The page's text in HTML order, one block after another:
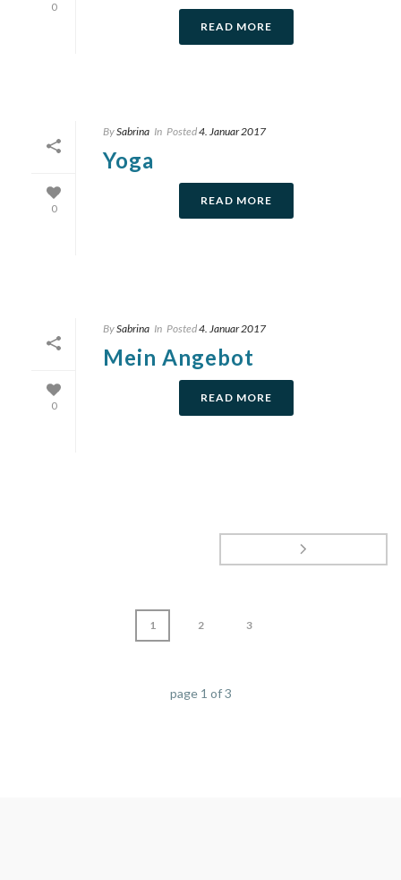
0
READ MORE
0
BySabrina In Posted4. Januar 2017
Yoga
READ MORE
0
BySabrina In Posted4. Januar 2017
Mein Angebot
READ MORE
1 2 3
page 1 of3